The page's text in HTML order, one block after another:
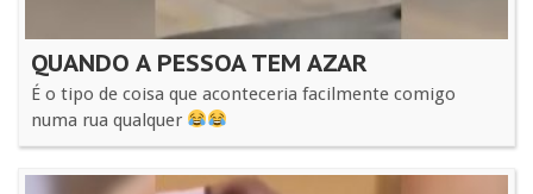
QUANDO A PESSOA TEM AZAR
É o tipo de coisa que aconteceria facilmente comigo
numa rua qualquer